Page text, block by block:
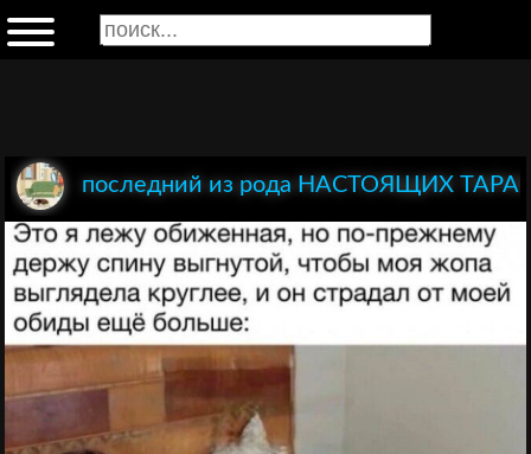
последний из рода НАСТОЯЩИХ